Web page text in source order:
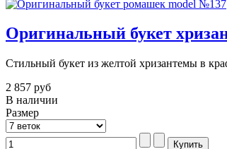
Оригинальный букет
Стильный букет из желтой хризантемы в
2 857 руб
В наличии
Размер